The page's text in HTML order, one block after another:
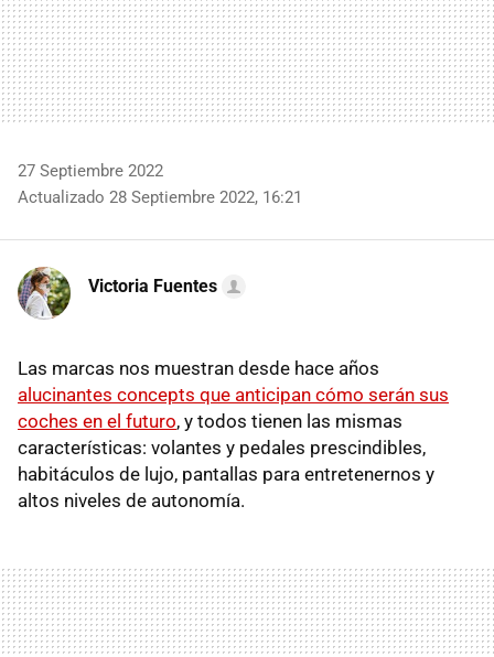
27 Septiembre 2022
Actualizado 28 Septiembre 2022, 16:21
Victoria Fuentes
Las marcas nos muestran desde hace años
alucinantes concepts que anticipan cómo serán sus
coches en el futuro, y todos tienen las mismas
características: volantes y pedales prescindibles,
habitáculos de lujo, pantallas para entretenernos y
altos niveles de autonomía.